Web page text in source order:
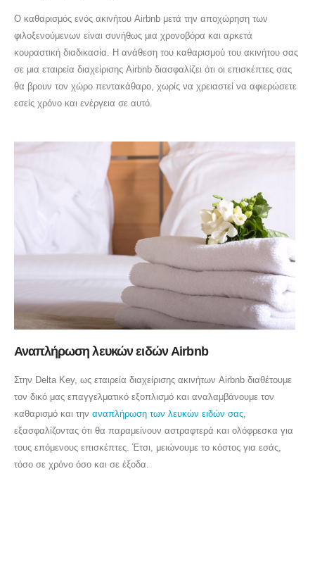
Ο καθαρισμός ενός ακινήτου Airbnb μετά την αποχώρηση των
φιλοξενούμενων είναι συνήθως μια χρονοβόρα και αρκετά
κουραστική διαδικασία. Η ανάθεση του καθαρισμού του ακινήτου σας
σε μια εταιρεία διαχείρισης Airbnb διασφαλίζει ότι οι επισκέπτες σας
θα βρουν τον χώρο πεντακάθαρο, χωρίς να χρειαστεί να αφιερώσετε
εσείς χρόνο και ενέργεια σε αυτό.
Αναπλήρωση λευκών ειδών Airbnb
Στην Delta Key, ως εταιρεία διαχείρισης ακινήτων Airbnb διαθέτουμε
τον δικό μας επαγγελματικό εξοπλισμό και αναλαμβάνουμε τον
καθαρισμό και την αναπλήρωση των λευκών ειδών σας,
εξασφαλίζοντας ότι θα παραμείνουν αστραφτερά και ολόφρεσκα για
τους επόμενους επισκέπτες. Έτσι, μειώνουμε το κόστος για εσάς,
τόσο σε χρόνο όσο και σε έξοδα.